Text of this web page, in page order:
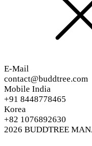
E-Mail
contact@buddtree.com
Mobile India
+91 8448778465
Korea
+82 1076892630
2026 BUDDTREE